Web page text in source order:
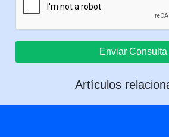
Enviar Consulta
Artículos